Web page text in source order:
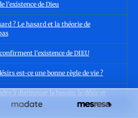
l'existence de Dieu
? Le hasard et la théorie de
l'existence de DIEU
est-ce une bonne règle de vie ?
à distinguer le besoin, le désir et